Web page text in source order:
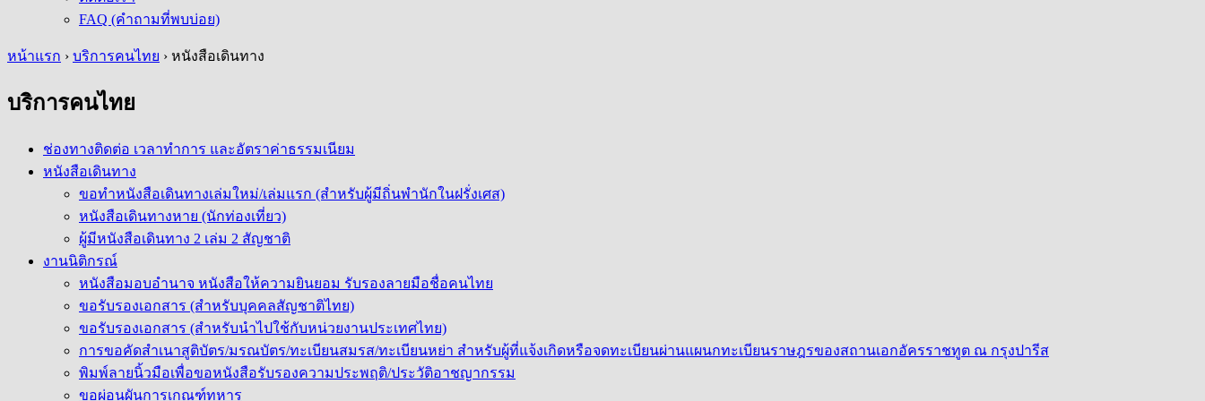
FAQ (คำถามที่พบบ่อย)
หน้าแรก › บริการคนไทย › หนังสือเดินทาง
บริการคนไทย
ช่องทางติดต่อ เวลาทำการ และอัตราค่าธรรมเนียม
หนังสือเดินทาง
ขอทำหนังสือเดินทางเล่มใหม่/เล่มแรก (สำหรับผู้มีถิ่นพำนักในฝรั่งเศส)
หนังสือเดินทางหาย (นักท่องเที่ยว)
ผู้มีหนังสือเดินทาง 2 เล่ม 2 สัญชาติ
งานนิติกรณ์
หนังสือมอบอำนาจ หนังสือให้ความยินยอม รับรองลายมือชื่อคนไทย
ขอรับรองเอกสาร (สำหรับบุคคลสัญชาติไทย)
ขอรับรองเอกสาร (สำหรับนำไปใช้กับหน่วยงานประเทศไทย)
การขอคัดสำเนาสูติบัตร/มรณบัตร/ทะเบียนสมรส/ทะเบียนหย่า สำหรับผู้ที่แจ้งเกิดหรือจดทะเบียนผ่านแผนกทะเบียนราษฎรของสถานเอกอัครราชทูต ณ กรุงปารีส
พิมพ์ลายนิ้วมือเพื่อขอหนังสือรับรองความประพฤติ/ประวัติอาชญากรรม
ขอผ่อนผันการเกณฑ์ทหาร